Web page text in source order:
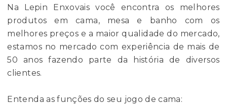
Na Lepin Enxovais você encontra os melhores
produtos em cama, mesa e banho com os
melhores preços e a maior qualidade do mercado,
estamos no mercado com experiência de mais de
50 anos fazendo parte da história de diversos
clientes.
Entenda as funções do seu jogo de cama: